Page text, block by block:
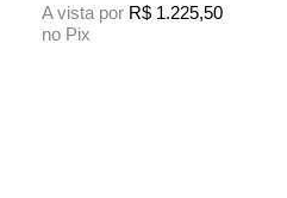
A vista por R$ 1.225,50
no Pix